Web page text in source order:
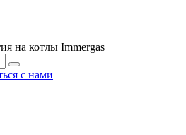
на котлы Immergas
с нами